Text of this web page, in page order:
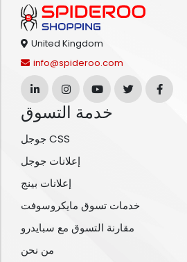
United Kingdom
info@spideroo.com
خدمة التسوق
جوجل CSS
إعلانات جوجل
إعلانات بينج
خدمات تسوق مايكروسوفت
مقارنة التسوق مع سبايدرو
من نحن